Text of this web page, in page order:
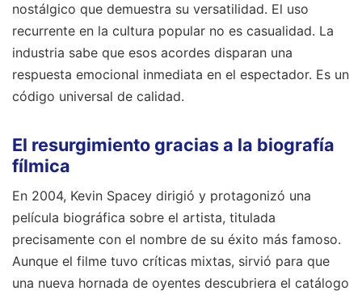
nostálgico que demuestra su versatilidad. El uso
recurrente en la cultura popular no es casualidad. La
industria sabe que esos acordes disparan una
respuesta emocional inmediata en el espectador. Es un
código universal de calidad.
El resurgimiento gracias a la biografía
fílmica
En 2004, Kevin Spacey dirigió y protagonizó una
película biográfica sobre el artista, titulada
precisamente con el nombre de su éxito más famoso.
Aunque el filme tuvo críticas mixtas, sirvió para que
una nueva hornada de oyentes descubriera el catálogo